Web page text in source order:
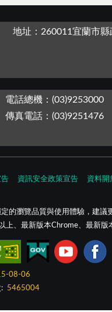
地址：260011宜蘭市縣
電話總機：(03)9253000
傳真電話：(03)9251476
告 資訊安全政策宣告 資料開
的瀏覽品質與使用體驗，建議
上、最新版本Chrome、最新版
08-06
5465004